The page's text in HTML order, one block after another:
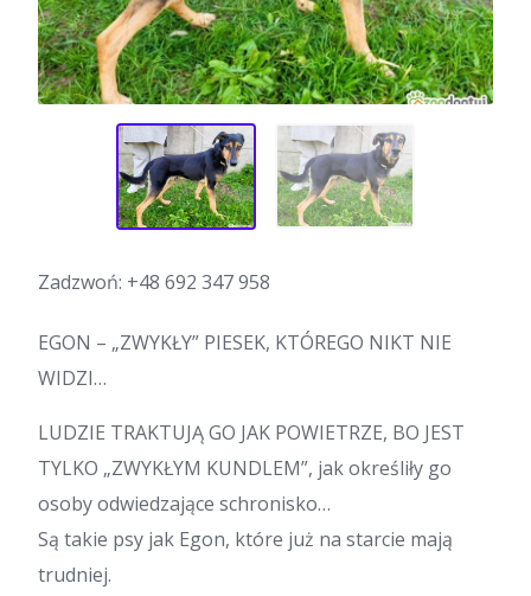
Zadzwoń: +48 692 347 958
EGON – „ZWYKŁY” PIESEK, KTÓREGO NIKT NIE
WIDZI…
LUDZIE TRAKTUJĄ GO JAK POWIETRZE, BO JEST
TYLKO „ZWYKŁYM KUNDLEM”, jak określiły go
osoby odwiedzające schronisko…
Są takie psy jak Egon, które już na starcie mają
trudniej.